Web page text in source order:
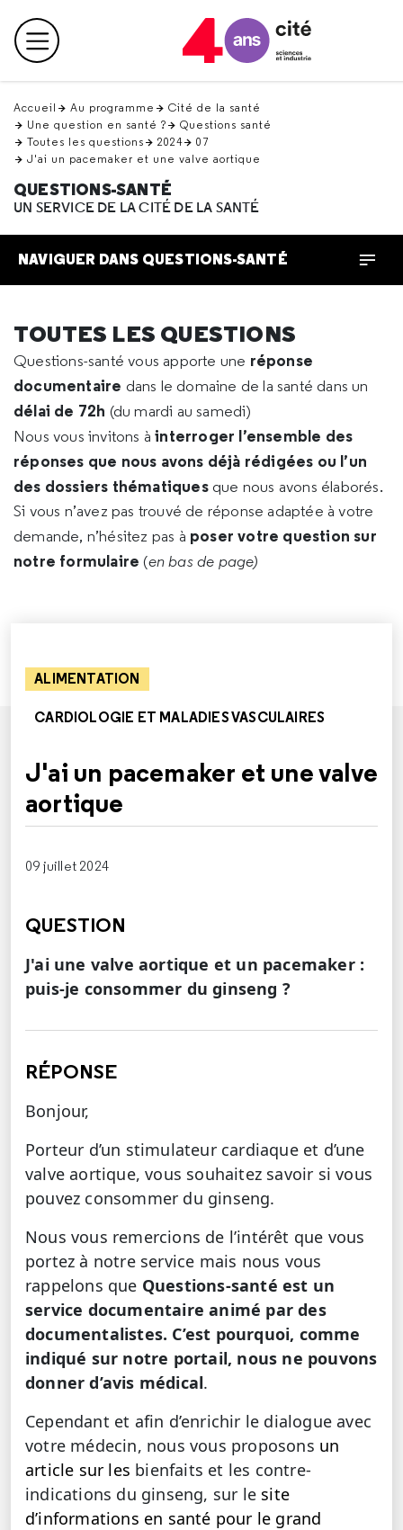
en
haut Menu principal
Accueil Au programme
Cité de la santé
Une question en santé ?
Questions santé
Toutes les questions
2024
07
J'ai un pacemaker et une valve aortique
QUESTIONS-SANTÉ
UN SERVICE DE LA CITÉ DE LA SANTÉ
NAVIGUER DANS QUESTIONS-SANTÉ
TOUTES LES QUESTIONS
Questions-santé vous apporte une réponse
documentaire dans le domaine de la santé dans un
délai de 72h (du mardi au samedi)
Nous vous invitons àinterroger l’ensemble des
réponses que nous avons déjà rédigées ou l’un
des dossiers thématiques que nous avons élaborés.
Si vous n’avez pas trouvé de réponse adaptée à votre
demande, n’hésitez pas à poser votre question sur
notre formulaire (en bas de page)
ALIMENTATION
CARDIOLOGIE ET MALADIES VASCULAIRES
J'ai un pacemaker et une valve
aortique
09 juillet 2024
QUESTION
J'ai une valve aortique et un pacemaker :
puis-je consommer du ginseng ?
RÉPONSE
Bonjour,
Porteur d’un stimulateur cardiaque et d’une
valve aortique, vous souhaitez savoir si vous
pouvez consommer du ginseng.
Nous vous remercions de l’intérêt que vous
portez à notre service mais nous vous
rappelons que Questions-santé est un
service documentaire animé par des
documentalistes. C’est pourquoi, comme
indiqué sur notre portail, nous ne pouvons
donner d’avis médical.
Cependant et afin d’enrichir le dialogue avec
votre médecin, nous vous proposons un
article sur les bienfaits et les contre-
indications du ginseng, sur le site
d’informations en santé pour le grand